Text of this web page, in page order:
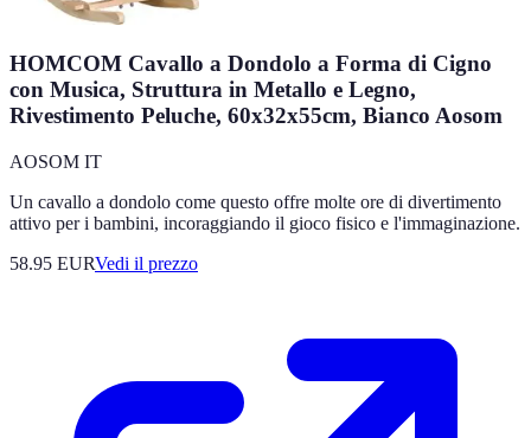
HOMCOM Cavallo a Dondolo a Forma di Cigno
con Musica, Struttura in Metallo e Legno,
Rivestimento Peluche, 60x32x55cm, Bianco Aosom
AOSOM IT
Un cavallo a dondolo come questo offre molte ore di divertimento
attivo per i bambini, incoraggiando il gioco fisico e l'immaginazione.
58.95 EURVedi il prezzo